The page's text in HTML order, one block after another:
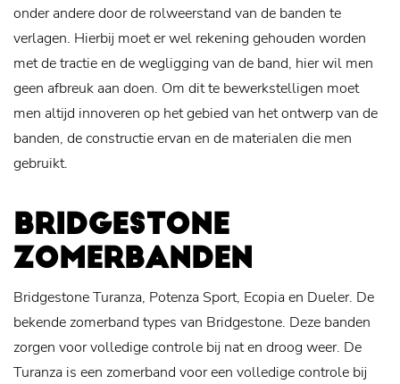
onder andere door de rolweerstand van de banden te
verlagen. Hierbij moet er wel rekening gehouden worden
met de tractie en de wegligging van de band, hier wil men
geen afbreuk aan doen. Om dit te bewerkstelligen moet
men altijd innoveren op het gebied van het ontwerp van de
banden, de constructie ervan en de materialen die men
gebruikt.
BRIDGESTONE
ZOMERBANDEN
Bridgestone Turanza, Potenza Sport, Ecopia en Dueler. De
bekende zomerband types van Bridgestone. Deze banden
zorgen voor volledige controle bij nat en droog weer. De
Turanza is een zomerband voor een volledige controle bij